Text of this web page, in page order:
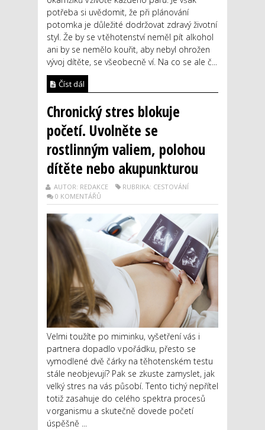
potřeba si uvědomit, že při plánování
potomka je důležité dodržovat zdravý životní
styl. Že by se v těhotenství neměl pít alkohol
ani by se nemělo kouřit, aby nebyl ohrožen
vývoj dítěte, se všeobecně ví. Na co se ale č...
Číst dál
Chronický stres blokuje
početí. Uvolněte se
rostlinným valiem, polohou
dítěte nebo akupunkturou
AUTOR: REDAKCE
RUBRIKA: CESTOVÁNÍ
0 KOMENTÁŘŮ
Velmi toužíte po miminku, vyšetření vás i
partnera dopadlo v pořádku, přesto se
vymodlené dvě čárky na těhotenském testu
stále neobjevují? Pak se zkuste zamyslet, jak
velký stres na vás působí. Tento tichý nepřítel
totiž zasahuje do celého spektra procesů
v organismu a skutečně dovede početí
úspěšně ...